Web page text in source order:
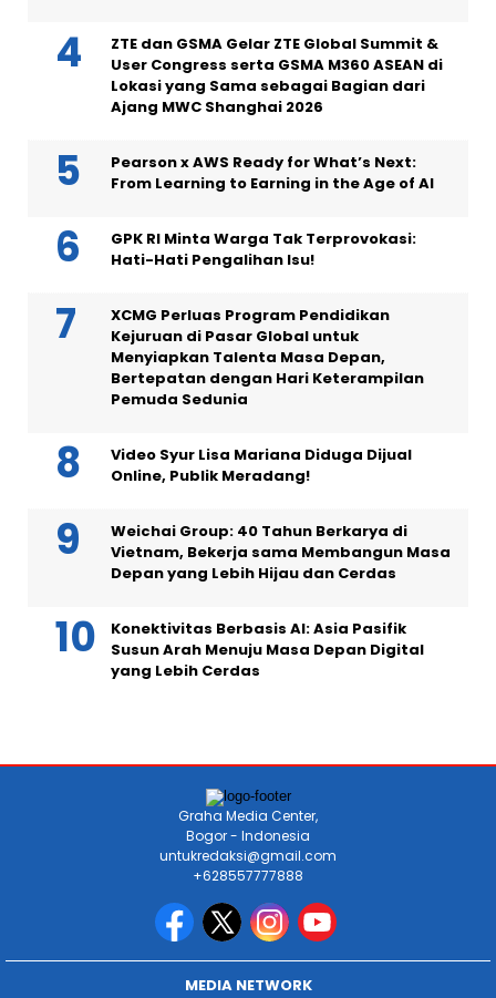
ZTE dan GSMA Gelar ZTE Global Summit &
User Congress serta GSMA M360 ASEAN di
Lokasi yang Sama sebagai Bagian dari
Ajang MWC Shanghai 2026
Pearson x AWS Ready for What’s Next:
From Learning to Earning in the Age of AI
GPK RI Minta Warga Tak Terprovokasi:
Hati-Hati Pengalihan Isu!
XCMG Perluas Program Pendidikan
Kejuruan di Pasar Global untuk
Menyiapkan Talenta Masa Depan,
Bertepatan dengan Hari Keterampilan
Pemuda Sedunia
Video Syur Lisa Mariana Diduga Dijual
Online, Publik Meradang!
Weichai Group: 40 Tahun Berkarya di
Vietnam, Bekerja sama Membangun Masa
Depan yang Lebih Hijau dan Cerdas
Konektivitas Berbasis AI: Asia Pasifik
Susun Arah Menuju Masa Depan Digital
yang Lebih Cerdas
Graha Media Center,
Bogor - Indonesia
untukredaksi@gmail.com
+628557777888
MEDIA NETWORK